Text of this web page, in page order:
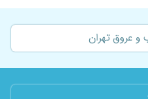
عروق تهران